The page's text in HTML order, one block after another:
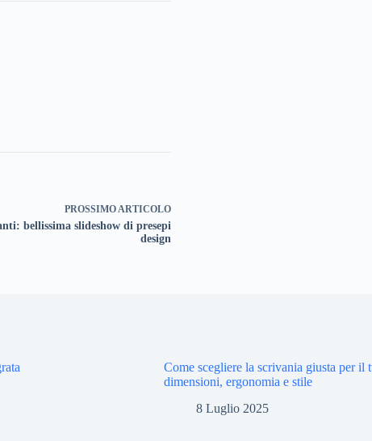
PROSSIMO ARTICOLO
bellissima slideshow di presepi
design
Come scegliere la scrivania giusta per il
dimensioni, ergonomia e stile
8 Luglio 2025